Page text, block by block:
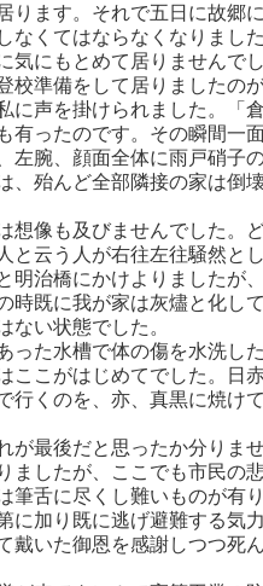
ります。それで五日に故郷
なくてはならなくなりまし
気にもとめて居りませんで
校準備をして居りましたの
に声を掛けられました。「
有ったのです。その瞬間一
左腕、顔面全体に雨戸硝子
、殆んど全部隣接の家は倒
想像も及びませんでした。
と云う人が右往左往騒然と
明治橋にかけよりましたが
時既に我が家は灰燼と化し
ない状態でした。
った水槽で体の傷を水洗し
ここがはじめてでした。日
行くのを、亦、真黒に焼け
が最後だと思ったか分りま
ましたが、ここでも市民の
筆舌に尽くし難いものが有り
に加り既に逃げ避難する気
戴いた御恩を感謝しつつ死